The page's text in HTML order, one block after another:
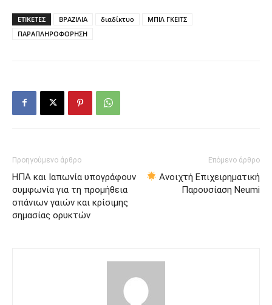
ΕΤΙΚΕΤΕΣ ΒΡΑΖΙΛΙΑ διαδίκτυο
ΜΠΙΛ ΓΚΕΙΤΣ
ΠΑΡΑΠΛΗΡΟΦΟΡΗΣΗ
Προηγούμενο άρθρο
ΗΠΑ και Ιαπωνία υπογράφουν
συμφωνία για τη προμήθεια
σπάνιων γαιών και κρίσιμης
σημασίας ορυκτών
Επόμενο άρθρο
Ανοιχτή Επιχειρηματική
Παρουσίαση Neumi